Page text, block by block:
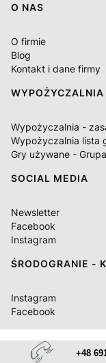
O NAS
O firmie
Blog
Kontakt i dane firmy
WYPOŻYCZALNIA
Wypożyczalnia -
Wypożyczalnia lista
Gry używane -
SOCIAL MEDIA
Newsletter
Facebook
Instagram
ŚRODOGRANIE -
Instagram
Facebook
+48